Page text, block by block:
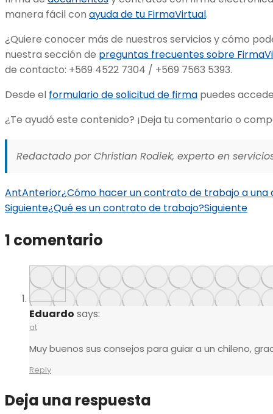
manera fácil con ayuda de tu FirmaVirtual.
¿Quiere conocer más de nuestros servicios y cómo
nuestra sección de preguntas frecuentes sobre
de contacto: +569 4522 7304 / +569 7563 5393.
Desde el formulario de solicitud de firma puedes
¿Te ayudó este contenido? ¡Deja tu comentario o
Redactado por Christian Rodiek, experto en
AntAnterior¿Cómo hacer un contrato de trabajo a una
Siguiente¿Qué es un contrato de trabajo?Siguiente
1 comentario
Eduardo says:
at
Muy buenos sus consejos para guiar a un chileno,
Reply
Deja una respuesta